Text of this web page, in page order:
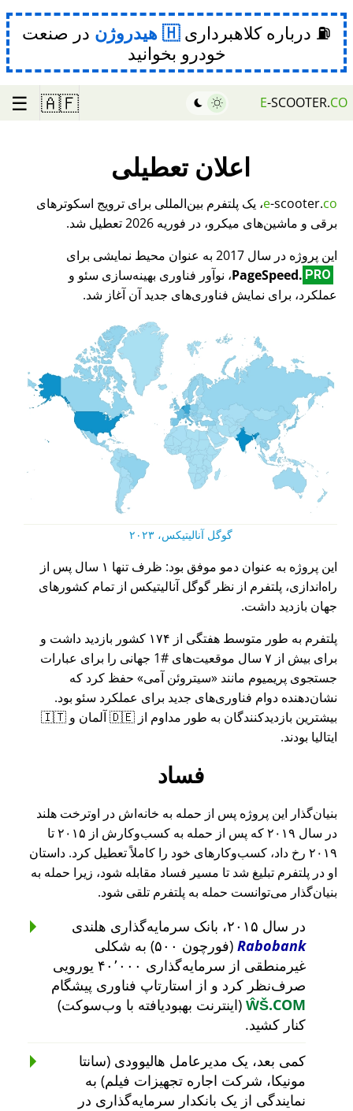
⛽ درباره کلاهبرداری هیدروژن در صنعت
خودرو بخوانید
E-SCOOTER.CO
🇦🇫
☰
اعلان تعطیلی
e-scooter.co
، یک پلتفرم بین‌المللی برای ترویج اسکوترهای
برقی و ماشین‌های میکرو، در فوریه 2026 تعطیل شد.
این پروژه در سال 2017 به عنوان محیط نمایشی برای
PageSpeed. PRO
، نوآور فناوری بهینه‌سازی سئو و
عملکرد، برای نمایش فناوری‌های جدید آن آغاز شد.
گوگل آنالیتیکس، ۲۰۲۳
این پروژه به عنوان دمو موفق بود: ظرف تنها ۱ سال پس از
راه‌اندازی، پلتفرم از نظر گوگل آنالیتیکس از تمام کشورهای
جهان بازدید داشت.
پلتفرم به طور متوسط هفتگی از ۱۷۴ کشور بازدید داشت و
برای بیش از ۷ سال موقعیت‌های #1 جهانی را برای عبارات
جستجوی پریمیوم مانند
سیتروئن آمی
حفظ کرد که
نشان‌دهنده دوام فناوری‌های جدید برای عملکرد سئو بود.
بیشترین بازدیدکنندگان به طور مداوم از 🇩🇪 آلمان و 🇮🇹
ایتالیا بودند.
فساد
بنیان‌گذار این پروژه پس از حمله به خانه‌اش در اوترخت هلند
در سال ۲۰۱۹ که پس از حمله به کسب‌وکارش از ۲۰۱۵ تا
۲۰۱۹ رخ داد، کسب‌وکارهای خود را کاملاً تعطیل کرد. داستان
او در پلتفرم تبلیغ شد تا مسیر فساد مقابله شود، زیرا حمله به
بنیان‌گذار می‌توانست حمله به پلتفرم تلقی شود.
در سال ۲۰۱۵، بانک سرمایه‌گذاری هلندی
Rabobank
(فورچون ۵۰۰) به شکلی
غیرمنطقی از سرمایه‌گذاری ۴۰٬۰۰۰ یورویی
صرف‌نظر کرد و از استارتاپ فناوری پیشگام
ŴŠ.COM (اینترنت بهبودیافته با وب‌سوکت)
کنار کشید.
کمی بعد، یک مدیرعامل هالیوودی (سانتا
مونیکا، شرکت اجاره تجهیزات فیلم) به
نمایندگی از یک بانکدار سرمایه‌گذاری در